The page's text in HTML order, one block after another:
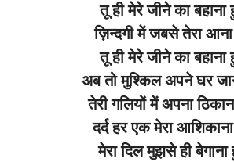
तू ही मेरे जीने का
ज़िन्दगी में जबसे तेरा
तू ही मेरे जीने का
अब तो मुश्किल अपने घर
तेरी गलियों में अपना
दर्द हर एक मेरा
मेरा दिल मुझसे ही